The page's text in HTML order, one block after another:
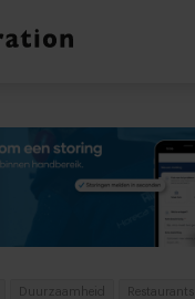
Duurzaamheid Restaurants